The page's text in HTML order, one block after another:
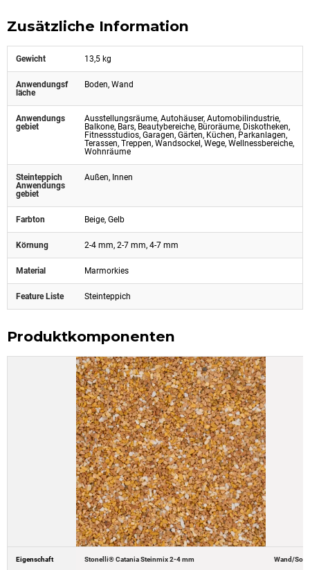
Zusätzliche Information
Gewicht 13,5 kg
Anwendungsf
läche
Boden, Wand
Anwendungs
gebiet
Ausstellungsräume, Autohäuser, Automobilindustrie,
Balkone, Bars, Beautybereiche, Büroräume, Diskotheken,
Fitnessstudios, Garagen, Gärten, Küchen, Parkanlagen,
Terassen, Treppen, Wandsockel, Wege, Wellnessbereiche,
Wohnräume
Steinteppich
Anwendungs
gebiet
Außen, Innen
Farbton Beige, Gelb
Körnung 2-4 mm, 2-7 mm, 4-7 mm
Material Marmorkies
Feature Liste Steinteppich
Produktkomponenten
Eigenschaft Stonelli® Catania Steinmix 2-4 mm Wand/